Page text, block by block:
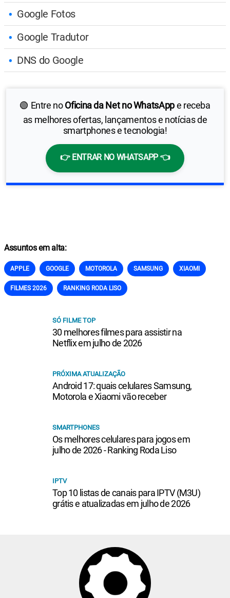
Google Fotos
Google Tradutor
DNS do Google
🟢 Entre noOficina da Net no WhatsAppe receba
as melhores ofertas, lançamentos e notícias de
smartphones e tecnologia!
👉 ENTRAR NO WHATSAPP 👈
Assuntos em alta:
APPLE GOOGLE MOTOROLA SAMSUNG XIAOMI
FILMES 2026 RANKING RODA LISO
SÓ FILME TOP
30 melhores filmes para assistir na
Netflix em julho de 2026
PRÓXIMA ATUALIZAÇÃO
Android 17: quais celulares Samsung,
Motorola e Xiaomi vão receber
SMARTPHONES
Os melhores celulares para jogos em
julho de 2026 - Ranking Roda Liso
IPTV
Top 10 listas de canais para IPTV (M3U)
grátis e atualizadas em julho de 2026